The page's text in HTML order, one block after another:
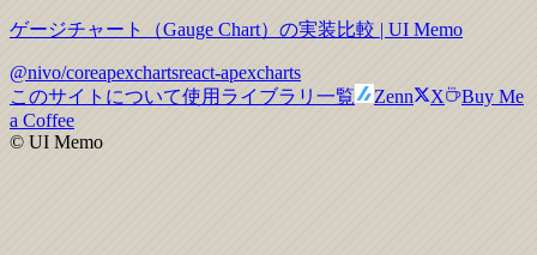
ゲージチャート（Gauge Chart）の実装比較 | UI Memo
@nivo/coreapexchartsreact-apexcharts
このサイトについて使用ライブラリ一覧 Zenn X
Buy Me
a Coffee
© UI Memo